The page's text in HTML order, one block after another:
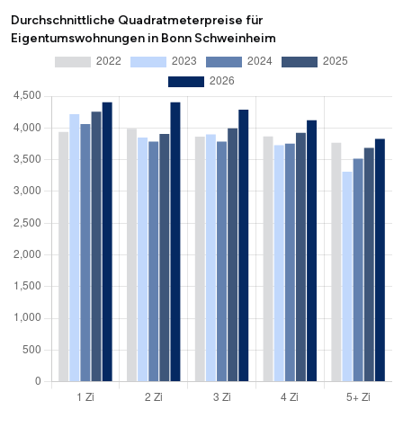
Durchschnittliche Quadratmeterpreise für
Eigentumswohnungen in Bonn Schweinheim